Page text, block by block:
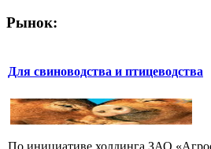
Рынок:
Для свиноводства и птицеводства
По инициативе холдинга ЗАО